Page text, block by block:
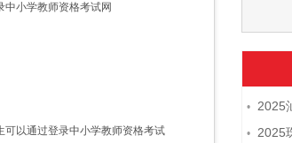
中小学教师资格考试网
可以通过登录中小学教师资格考试
资格认定
• 2025汕
• 2025珠